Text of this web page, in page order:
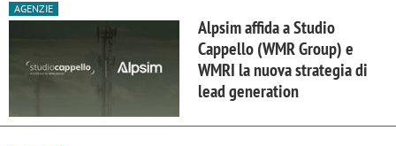
AGENZIE
Alpsim affida a Studio
Cappello (WMR Group) e
WMRI la nuova strategia di
lead generation